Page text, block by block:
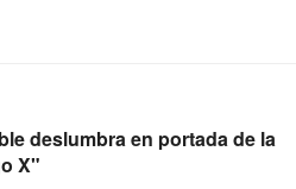
deslumbra en portada de la
X"